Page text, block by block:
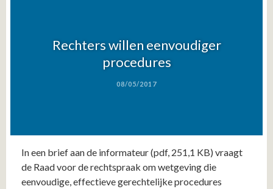
Rechters willen eenvoudiger
procedures
08/05/2017
In een brief aan de informateur (pdf, 251,1 KB) vraagt
de Raad voor de rechtspraak om wetgeving die
eenvoudige, effectieve gerechtelijke procedures